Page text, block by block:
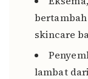
skincare
lambat